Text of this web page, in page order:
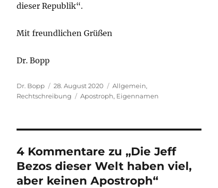
dieser Republik“.
Mit freundlichen Grüßen
Dr. Bopp
Autor
Dr. Bopp
Veröffentlicht
am
28. August 2020 Kategorien
Allgemein,
Rechtschreibung
Schlagwörter
Apostroph, Eigennamen
4 Kommentare zu „Die Jeff
Bezos dieser Welt haben viel,
aber keinen Apostroph“